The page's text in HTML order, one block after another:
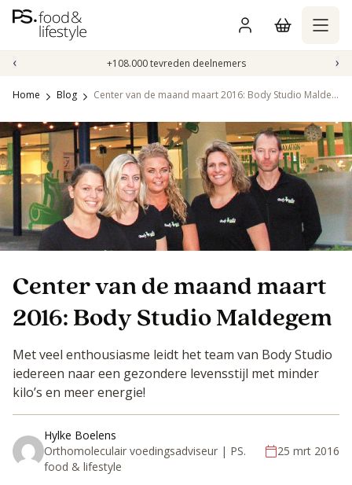
Naar
inhoud
‹ +108.000 tevreden deelnemers ›
Home Blog Center van de maand maart 2016: Body Studio Maldegem
Center van de maand maart
2016: Body Studio Maldegem
Met veel enthousiasme leidt het team van Body Studio
iedereen naar een gezondere levensstijl met minder
kilo’s en meer energie!
Hylke Boelens
Orthomoleculair voedingsadviseur | PS.
food & lifestyle
25 mrt 2016